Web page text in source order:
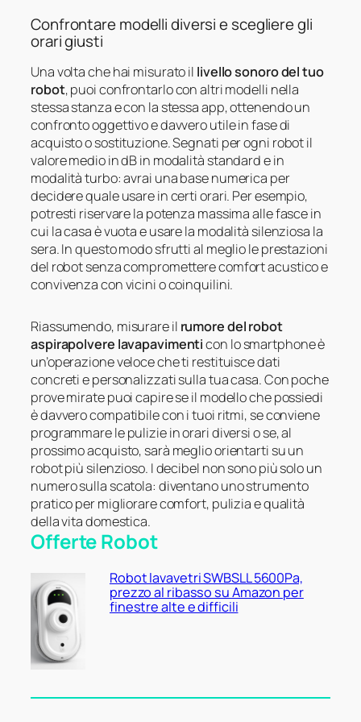
Confrontare modelli diversi e scegliere gli
orari giusti
Una volta che hai misurato il livello sonoro del tuo
robot, puoi confrontarlo con altri modelli nella
stessa stanza e con la stessa app, ottenendo un
confronto oggettivo e davvero utile in fase di
acquisto o sostituzione. Segnati per ogni robot il
valore medio in dB in modalità standard e in
modalità turbo: avrai una base numerica per
decidere quale usare in certi orari. Per esempio,
potresti riservare la potenza massima alle fasce in
cui la casa è vuota e usare la modalità silenziosa la
sera. In questo modo sfrutti al meglio le prestazioni
del robot senza compromettere comfort acustico e
convivenza con vicini o coinquilini.
Riassumendo, misurare il rumore del robot
aspirapolvere lavapavimenticon lo smartphone è
un’operazione veloce che ti restituisce dati
concreti e personalizzati sulla tua casa. Con poche
prove mirate puoi capire se il modello che possiedi
è davvero compatibile con i tuoi ritmi, se conviene
programmare le pulizie in orari diversi o se, al
prossimo acquisto, sarà meglio orientarti su un
robot più silenzioso. I decibel non sono più solo un
numero sulla scatola: diventano uno strumento
pratico per migliorare comfort, pulizia e qualità
della vita domestica.
Offerte Robot
Robot lavavetri SWBSLL 5600Pa,
prezzo al ribasso su Amazon per
finestre alte e difficili